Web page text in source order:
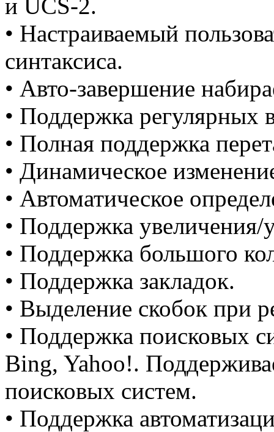
и UCS-2.
• Настраиваемый
синтаксиса.
• Авто-завершение
• Поддержка
• Полная поддержка
• Динамическое
• Автоматическое
• Поддержка
• Поддержка большого
• Поддержка закладок.
• Выделение скобок при
• Поддержка поисковых
Bing, Yahoo!.
поисковых систем.
• Поддержка